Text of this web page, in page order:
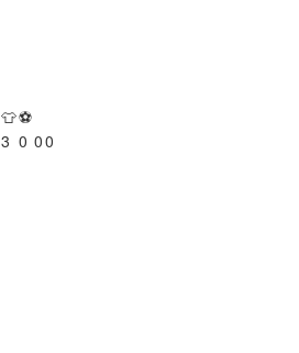
👕⚽
3 0 00